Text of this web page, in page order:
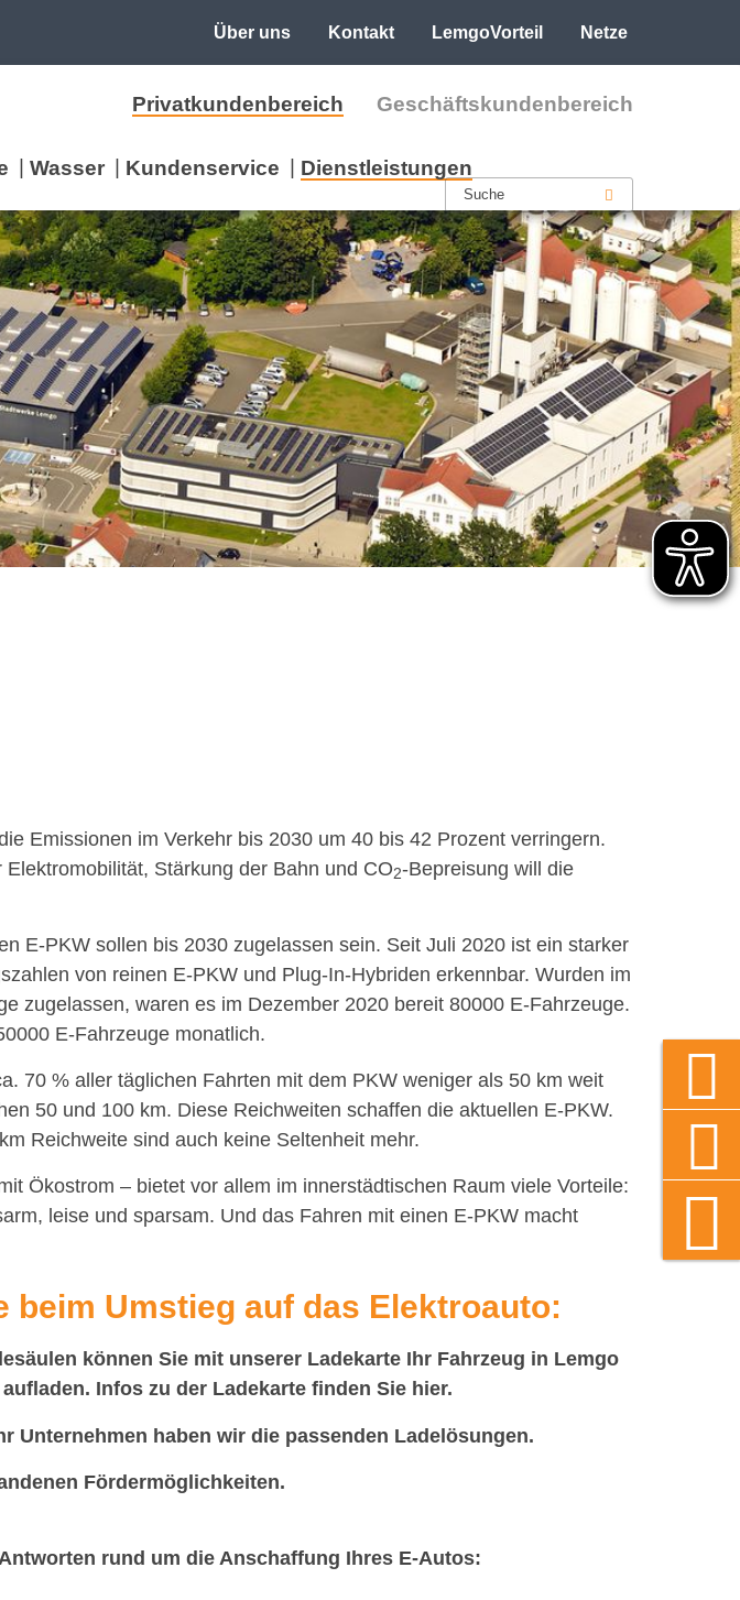
Über uns Kontakt LemgoVorteil Netze
Privatkundenbereich
Wasser Kundenservice Dienstleistungen
Geschäftskundenbereich
Emissionen im Verkehr bis 2030 um 40 bis 42 Prozent verringern.
Stärkung der Bahn und CO2-Bepreisung will die
E-PKW sollen bis 2030 zugelassen sein. Seit Juli 2020 ist ein starker
von reinen E-PKW und Plug-In-Hybriden erkennbar. Wurden im
zugelassen, waren es im Dezember 2020 bereit 80000 E-Fahrzeuge.
E-Fahrzeuge monatlich.
70 % aller täglichen Fahrten mit dem PKW weniger als 50 km weit
50 und 100 km. Diese Reichweiten schaffen die aktuellen E-PKW.
Reichweite sind auch keine Seltenheit mehr.
Ökostrom – bietet vor allem im innerstädtischen Raum viele Vorteile:
leise und sparsam. Und das Fahren mit einen E-PKW macht
beim Umstieg auf das Elektroauto:
können Sie mit unserer Ladekarte Ihr Fahrzeug in Lemgo
Infos zu der Ladekarte finden Sie hier.
Unternehmen haben wir die passenden Ladelösungen.
Fördermöglichkeiten.
rund um die Anschaffung Ihres E-Autos: